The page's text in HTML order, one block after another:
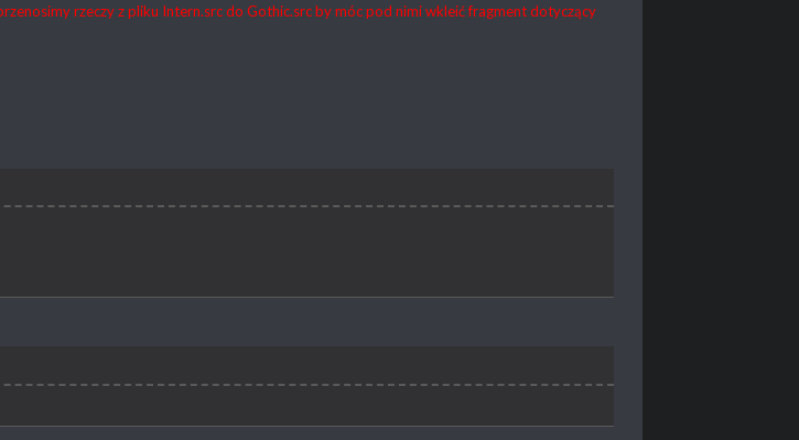
rzeczy z pliku Intern.src do Gothic.src by móc pod nimi wkleić fragment dotyczący